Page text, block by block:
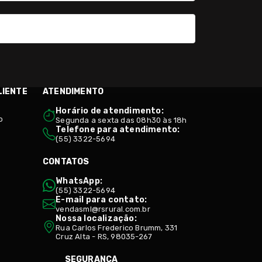
ATENDIMENTO
Horário de atendimento:
Segunda a sexta das 08h30 às 18h
Telefone para atendimento:
(55) 3322-5694
CONTATOS
WhatsApp:
(55) 3322-5694
E-mail para contato:
vendasml@rsrural.com.br
Nossa localização:
Rua Carlos Frederico Brumm, 331
Cruz Alta - RS, 98035-267
SEGURANÇA